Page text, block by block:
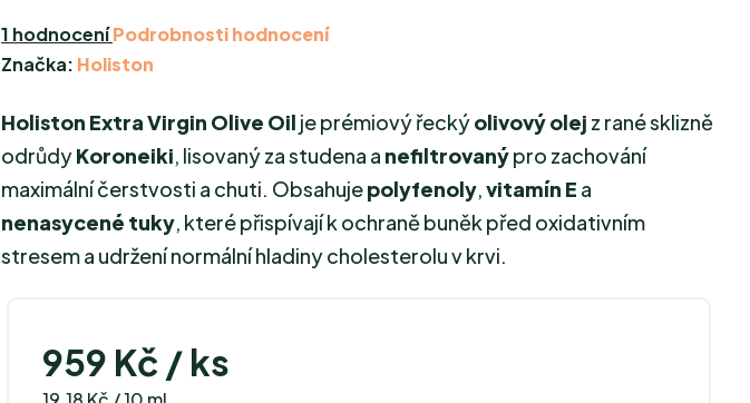
Průměrné
hodnocení
je
5,0
z
hvězdiček.
1 hodnoceníPodrobnosti hodnocení
Značka: Holiston
Holiston Extra Virgin Olive Oil je prémiový řeckýolivový olej z rané sklizně
odrůdyKoroneiki, lisovaný za studena a nefiltrovanýpro zachování
maximální čerstvosti a chuti. Obsahujepolyfenoly,vitamín E a
nenasycené tuky, které přispívají k ochraně buněk před oxidativním
stresem a udržení normální hladiny cholesterolu v krvi.
959 Kč / ks
Měrná cena: